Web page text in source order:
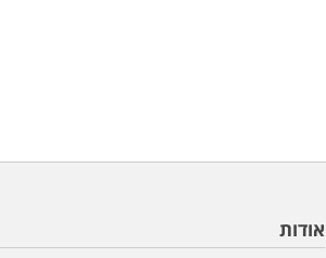
אודות